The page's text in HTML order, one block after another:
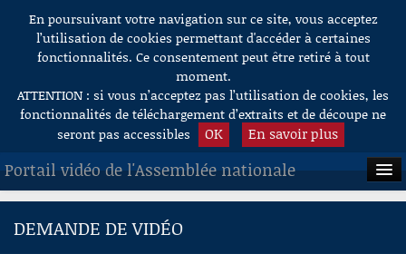
Aller au contenu
En poursuivant votre navigation sur ce site, vous acceptez
l’utilisation de cookies permettant d'accéder à certaines
fonctionnalités. Ce consentement peut être retiré à tout
moment.
ATTENTION : si vous n’acceptez pas l’utilisation de cookies, les
fonctionnalités de téléchargement d’extraits et de découpe ne
seront pas accessibles
OK En savoir plus
Portail vidéo de l'Assemblée nationale
ACCUEIL
DEMANDE DE VIDÉO